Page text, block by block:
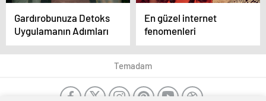
Gardırobunuza Detoks
Uygulamanın Adımları
En güzel internet
fenomenleri
Temadam